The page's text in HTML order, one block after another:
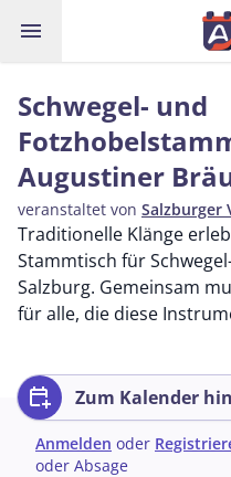
menu
Schwegel- und
Augustiner
veranstaltet von Salzburger
Traditionelle Klänge
Stammtisch für
Salzburg. Gemeinsam
für alle, die diese
calendar_add_on Zum Kalender
Anmelden oder
oder Absage